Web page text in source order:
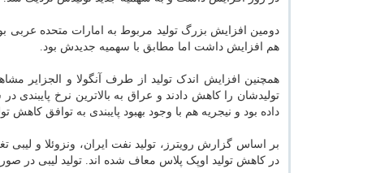
دومین افزایش بزرگ تولید مربوط به امارات متحده عربی
هم افزایش داشت اما مطابق با سهمیه جدیدش بود.
همچنین افزایش اندک تولید از طرف آنگولا و الجزایر
تولیدشان را کاهش دادند و عراق به بالاترین نرخ
داده بود و نیجریه هم با وجود بهبود پایبندی به توافق کاهش تولید،
بر اساس گزارش رویترز، تولید نفت ایران، ونزوئلا و
در کاهش تولید اوپک پلاس معاف شده اند. تولید لیبی در